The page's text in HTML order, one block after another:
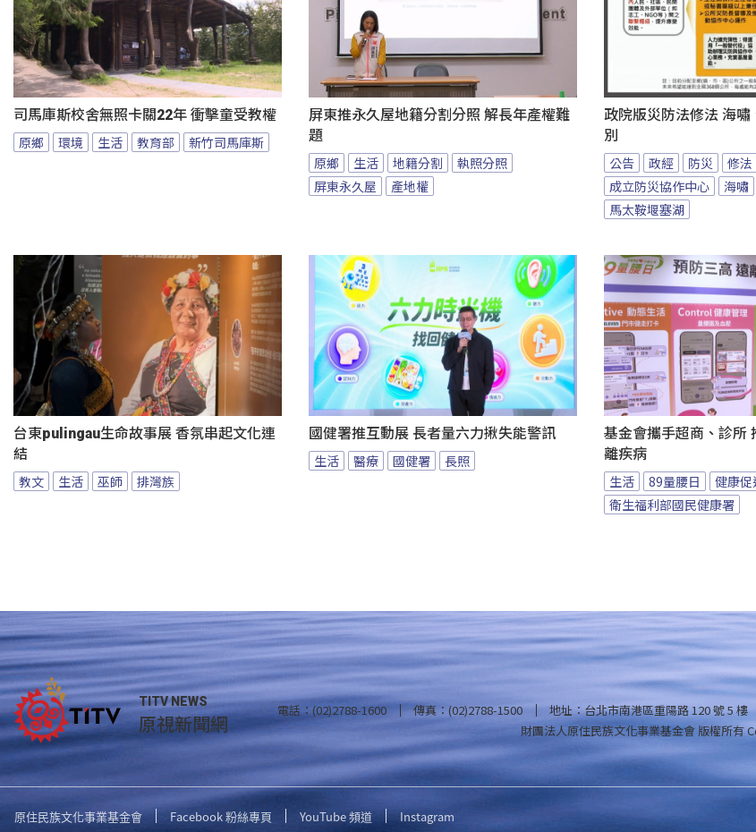
司馬庫斯校舍無照卡關22年 衝擊童受教權
原鄉 環境 生活 教育部 新竹司馬庫斯
屏東推永久屋地籍分割分照 解長年產權難
題
原鄉 生活 地籍分割
執照分照
屏東永久屋
產地權
政院版災防法修法 海
別
公告 政經 防災
修法
成立防災協作中心
海嘯
馬太鞍堰塞湖
台東pulingau生命故事展 香氛串起文化連
結
教文 生活 巫師 排灣族
國健署推互動展 長者量六力揪失能警訊
生活 醫療 國健署 長照
基金會攜手超商、診所
離疾病
生活 89量腰日
健康促
衛生福利部國民健康署
TITV NEWS
原視新聞網 電話：(02)2788-1600 傳真：(02)2788-1500
地址：台北市南港區重陽路 120 號 5 樓
財團法人原住民族文化事業基金會 版權所有
原住民族文化事業基金會 Facebook 粉絲專頁 YouTube 頻道 Instagram